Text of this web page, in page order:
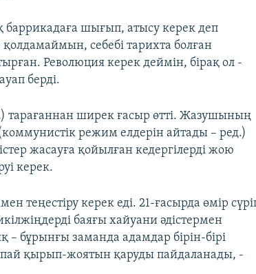
баррикадаға шығып, атысу керек деп
себебі тарихта болған
Революция керек деймін, бірақ ол -
берді.
тарағаннан ширек ғасыр өтті. Жазушының
режим елдерін айтады – ред.)
жасауға қойылған кедергілерді жою
керек.
теңестіру керек еді. 21-ғасырда өмір
баяғы хайуани әдістермен
бұрынғы заманда адамдар бірін-бірі
қырып-жоятын қаруды пайдаланады, -